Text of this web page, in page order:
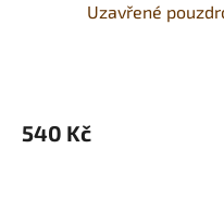
Uzavřené
540 Kč